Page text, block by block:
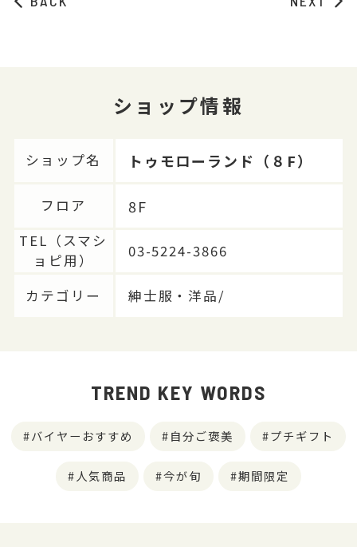
ショップ情報
ショップ名 トゥモローランド（８F）
フロア 8F
TEL（スマシ
ョピ用）
03-5224-3866
カテゴリー 紳士服・洋品/
TREND KEY WORDS
バイヤーおすすめ 自分ご褒美 プチギフト
人気商品 今が旬 期間限定